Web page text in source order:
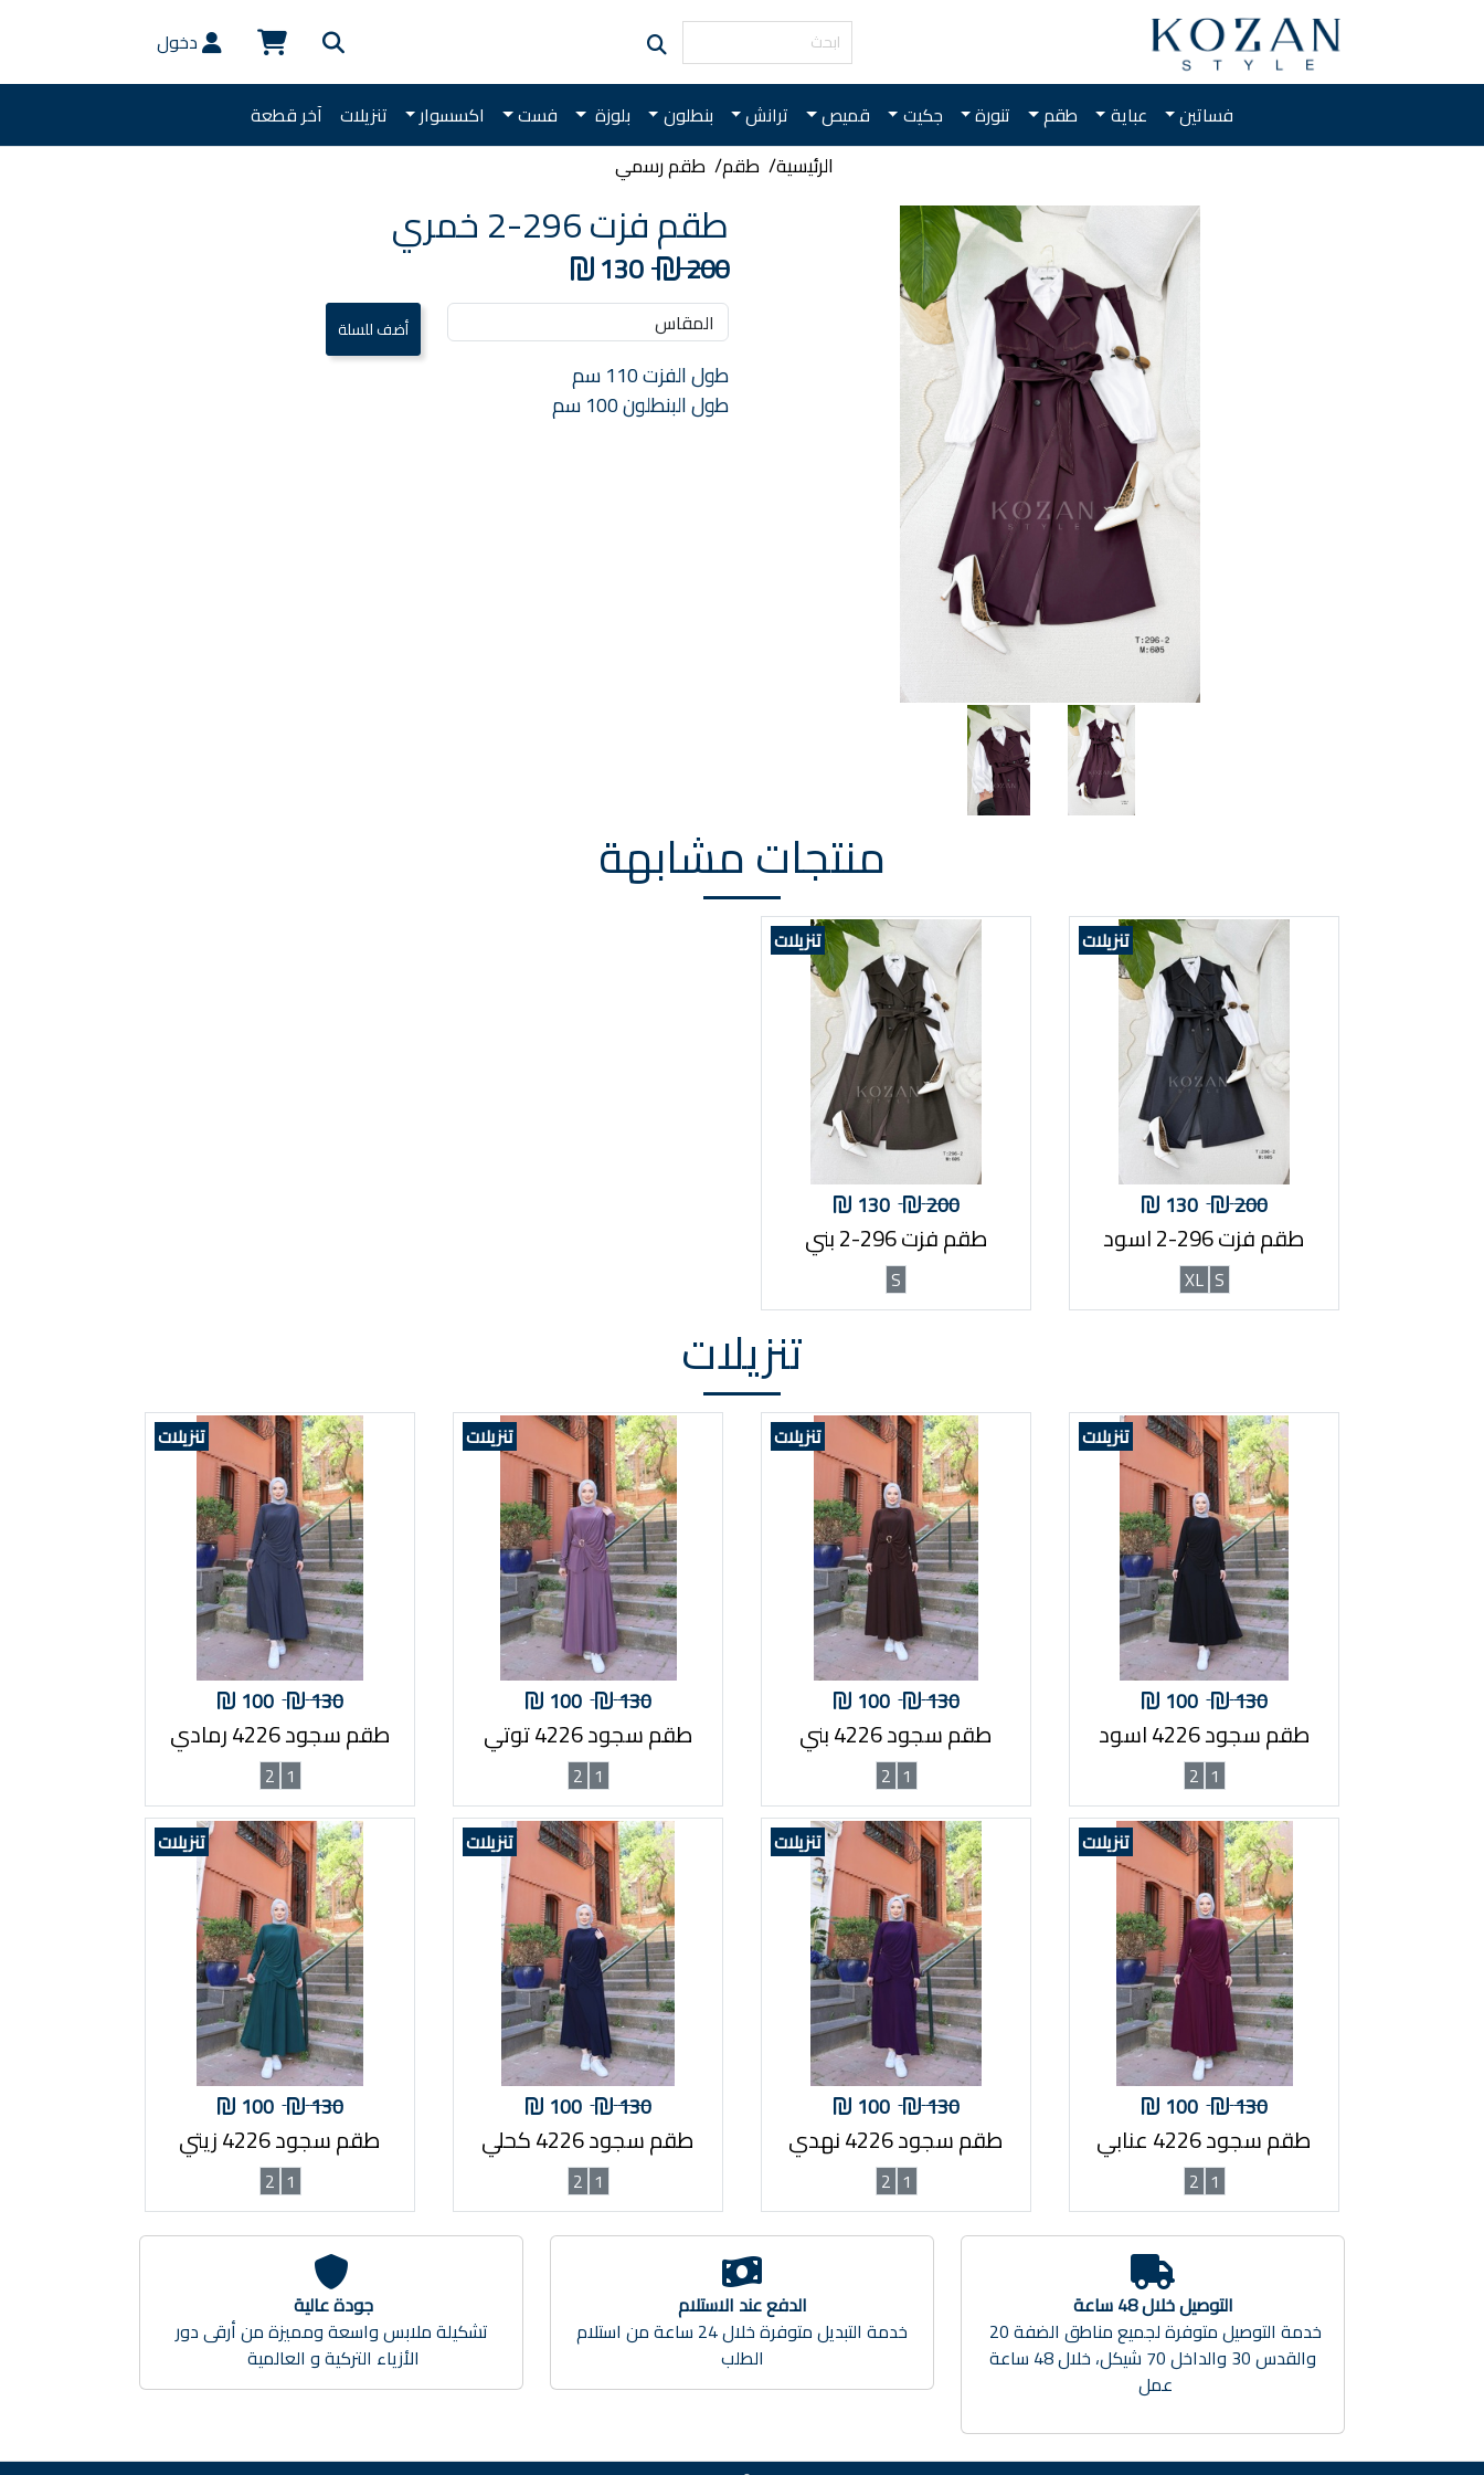
دخول
فساتين عباية طقم تنورة جكيت قميص ترانش بنطلون بلوزة فست اكسسوار تنزيلات آخر قطعة
الرئيسية طقم طقم رسمي
طقم فزت 296-2 خمري
200
130
طول الفزت 110 سم
طول البنطلون 100 سم
منتجات مشابهة
تنزيلات
200
130
طقم فزت 296-2 اسود
S
XL
تنزيلات
200
130
طقم فزت 296-2 بني
S
تنزيلات
تنزيلات
130
100
طقم سجود 4226 اسود
1
2
تنزيلات
130
100
طقم سجود 4226 بني
1
2
تنزيلات
130
100
طقم سجود 4226 توتي
1
2
تنزيلات
130
100
طقم سجود 4226 رمادي
1
2
تنزيلات
130
100
طقم سجود 4226 عنابي
1
2
تنزيلات
130
100
طقم سجود 4226 نهدي
1
2
تنزيلات
130
100
طقم سجود 4226 كحلي
1
2
تنزيلات
130
100
طقم سجود 4226 زيتي
1
2
التوصيل خلال 48 ساعة
والقدس 30 والداخل 70 شيكل، خلال 48 ساعة
عمل
الدفع عند الاستلام
خدمة التبديل متوفرة خلال 24 ساعة من استلام
الطلب
جودة عالية
تشكيلة ملابس واسعة ومميزة من أرقى دور
الأزياء التركية و العالمية